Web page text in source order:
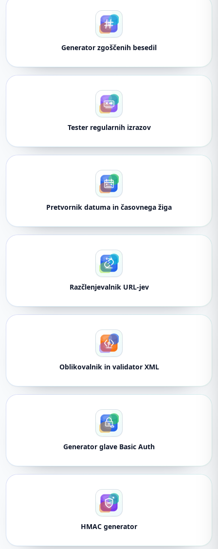
Generator zgoščenih besedil
Tester regularnih izrazov
Pretvornik datuma in časovnega žiga
Razčlenjevalnik URL-jev
Oblikovalnik in validator XML
Generator glave Basic Auth
HMAC generator